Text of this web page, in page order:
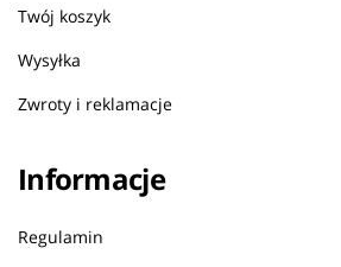
Twój koszyk
Wysyłka
Zwroty i reklamacje
Informacje
Regulamin